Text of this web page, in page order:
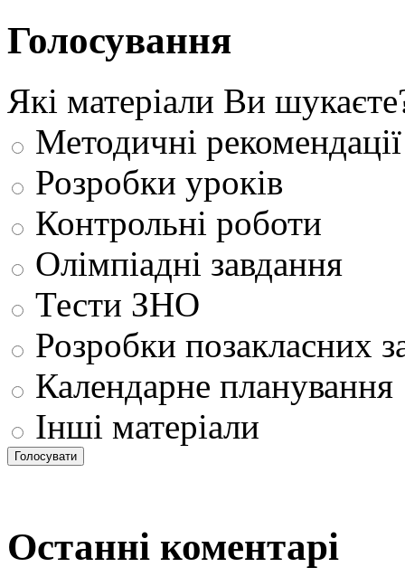
Голосування
Які матеріали Ви
Методичні рекомендації
Розробки уроків
Контрольні роботи
Олімпіадні завдання
Тести ЗНО
Розробки позакласних
Календарне планування
Інші матеріали
Останні коментарі